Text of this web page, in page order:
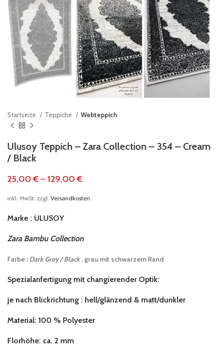
Startseite Teppiche Webteppich
Ulusoy Teppich – Zara Collection – 354 – Cream
/ Black
25,00€– 129,00€
inkl. MwSt. zzgl. Versandkosten
Marke : ULUSOY
Zara Bambu Collection
Farbe : Dark Grey / Black, grau mit schwarzem Rand
Spezialanfertigung mit changierender Optik:
je nach Blickrichtung : hell/glänzend & matt/dunkler
Material: 100 % Polyester
Florhöhe: ca. 2 mm